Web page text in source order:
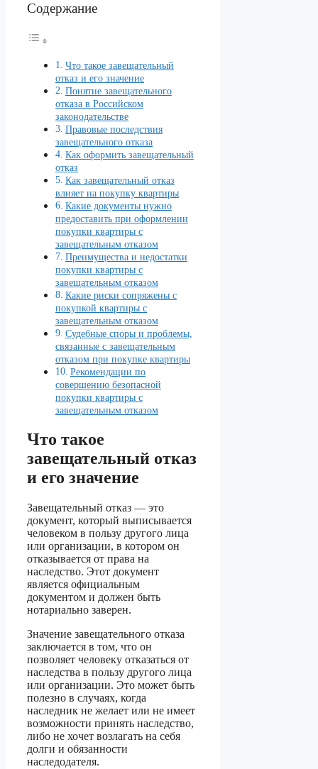
Содержание
Что такое завещательный
отказ и его значение
Понятие завещательного
отказа в Российском
законодательстве
Правовые последствия
завещательного отказа
Как оформить завещательный
отказ
Как завещательный отказ
влияет на покупку квартиры
Какие документы нужно
предоставить при оформлении
покупки квартиры с
завещательным отказом
Преимущества и недостатки
покупки квартиры с
завещательным отказом
Какие риски сопряжены с
покупкой квартиры с
завещательным отказом
Судебные споры и проблемы,
связанные с завещательным
отказом при покупке квартиры
Рекомендации по
совершению безопасной
покупки квартиры с
завещательным отказом
Что такое
завещательный отказ
и его значение
Завещательный отказ — это
документ, который выписывается
человеком в пользу другого лица
или организации, в котором он
отказывается от права на
наследство. Этот документ
является официальным
документом и должен быть
нотариально заверен.
Значение завещательного отказа
заключается в том, что он
позволяет человеку отказаться от
наследства в пользу другого лица
или организации. Это может быть
полезно в случаях, когда
наследник не желает или не имеет
возможности принять наследство,
либо не хочет возлагать на себя
долги и обязанности
наследодателя.